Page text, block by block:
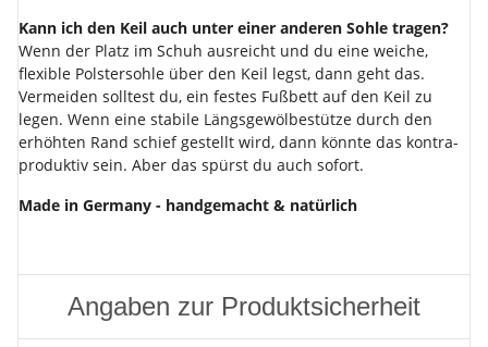
Kann ich den Keil auch unter einer anderen Sohle tragen?
Wenn der Platz im Schuh ausreicht und du eine weiche,
flexible Polstersohle über den Keil legst, dann geht das.
Vermeiden solltest du, ein festes Fußbett auf den Keil zu
legen. Wenn eine stabile Längsgewölbestütze durch den
erhöhten Rand schief gestellt wird, dann könnte das kontra-
produktiv sein. Aber das spürst du auch sofort.
Made in Germany - handgemacht & natürlich
Angaben zur Produktsicherheit